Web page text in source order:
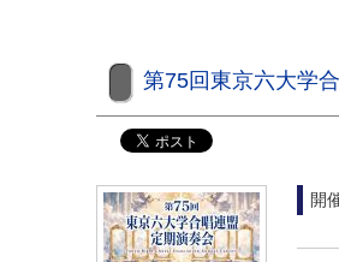
第75回東京六大学
開